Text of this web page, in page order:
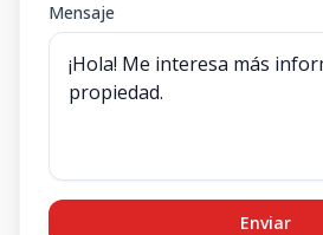
Mensaje
Enviar